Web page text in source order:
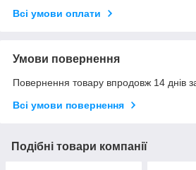
Всі умови оплати
Умови повернення
Повернення товару впродовж 14 днів
Всі умови повернення
Подібні товари компанії